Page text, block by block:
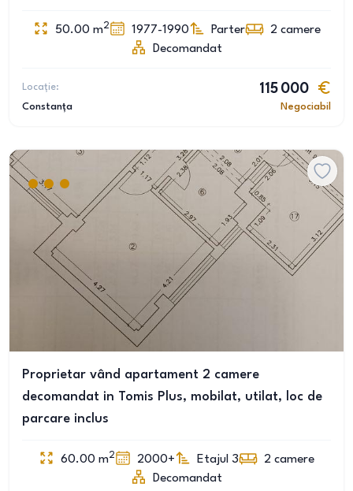
50.00 m2 1977-1990 Parter 2 camere
Decomandat
Locație:
Constanța
115 000
Negociabil
Proprietar vând apartament 2 camere
decomandat in Tomis Plus, mobilat, utilat, loc de
parcare inclus
60.00 m2 2000+ Etajul 3 2 camere
Decomandat